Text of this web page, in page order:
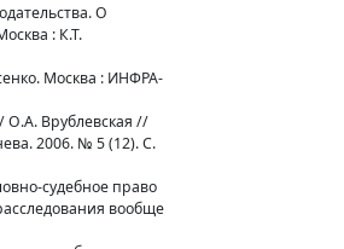
О
: К.Т.
Москва : ИНФРА-
О.А. Врублевская //
2006. № 5 (12). С.
судебное право
вообще